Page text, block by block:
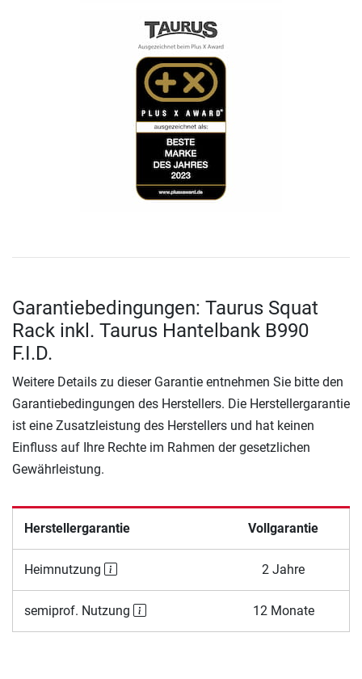
Garantiebedingungen: Taurus Squat
Rack inkl. Taurus Hantelbank B990
F.I.D.
Weitere Details zu dieser Garantie entnehmen Sie bitte den
Garantiebedingungen des Herstellers. Die Herstellergarantie
ist eine Zusatzleistung des Herstellers und hat keinen
Einfluss auf Ihre Rechte im Rahmen der gesetzlichen
Gewährleistung.
Herstellergarantie Vollgarantie
Heimnutzung 2 Jahre
semiprof. Nutzung 12 Monate